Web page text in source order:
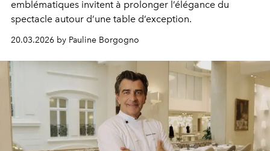
emblématiques invitent à prolonger l’élégance du
spectacle autour d’une table d’exception.
20.03.2026 by Pauline Borgogno